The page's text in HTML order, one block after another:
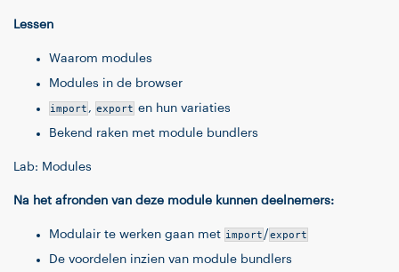
Lessen
Waarom modules
Modules in de browser
import , export en hun variaties
Bekend raken met module bundlers
Lab: Modules
Na het afronden van deze module kunnen deelnemers:
Modulair te werken gaan met import/export
De voordelen inzien van module bundlers